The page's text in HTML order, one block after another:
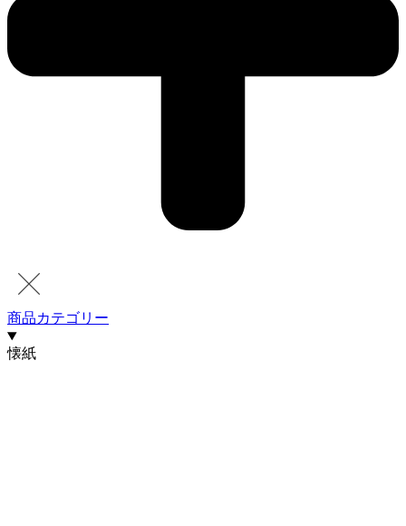
商品カテゴリー
懐紙